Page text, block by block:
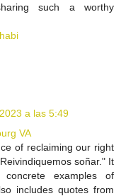
such a worthy
a las 5:49
VA
of reclaiming our right
soñar." It
examples of
includes quotes from